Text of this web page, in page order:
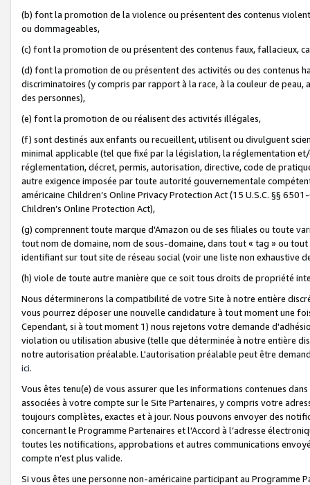
(b) font la promotion de la violence ou présentent des contenus
ou dommageables,
(c) font la promotion de ou présentent des contenus faux, fallacieux,
(d) font la promotion de ou présentent des activités ou des contenus
discriminatoires (y compris par rapport à la race, à la couleur de
des personnes),
(e) font la promotion de ou réalisent des activités illégales,
(f) sont destinés aux enfants ou recueillent, utilisent ou divulguent
minimal applicable (tel que fixé par la législation, la réglementation
réglementation, décret, permis, autorisation, directive, code de
autre exigence imposée par toute autorité gouvernementale
américaine Children’s Online Privacy Protection Act (15 U.S.C. §§
Children’s Online Protection Act),
(g) comprennent toute marque d'Amazon ou de ses filiales ou toute
tout nom de domaine, nom de sous-domaine, dans tout « tag » ou
identifiant sur tout site de réseau social (voir une liste non exhaustive
(h) viole de toute autre manière que ce soit tous droits de propriété
Nous déterminerons la compatibilité de votre Site à notre entière
vous pourrez déposer une nouvelle candidature à tout moment une
Cependant, si à tout moment 1) nous rejetons votre demande
violation ou utilisation abusive (telle que déterminée à notre entière
notre autorisation préalable. L'autorisation préalable peut être
ici.
Vous êtes tenu(e) de vous assurer que les informations contenues
associées à votre compte sur le Site Partenaires, y compris votre
toujours complètes, exactes et à jour. Nous pouvons envoyer des
concernant le Programme Partenaires et l'Accord à l’adresse
toutes les notifications, approbations et autres communications
compte n’est plus valide.
Si vous êtes une personne non-américaine participant au